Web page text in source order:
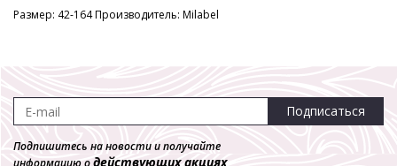
Размер: 42-164 Производитель: Milabel
Подписаться
Подпишитесь на новости и получайте
информацию одействующих акциях